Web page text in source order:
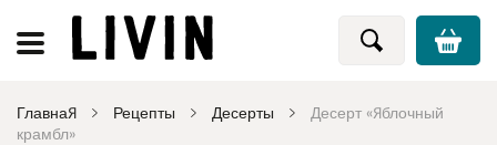
Главная Рецепты Десерты
Десерт «Яблочный
крамбл»